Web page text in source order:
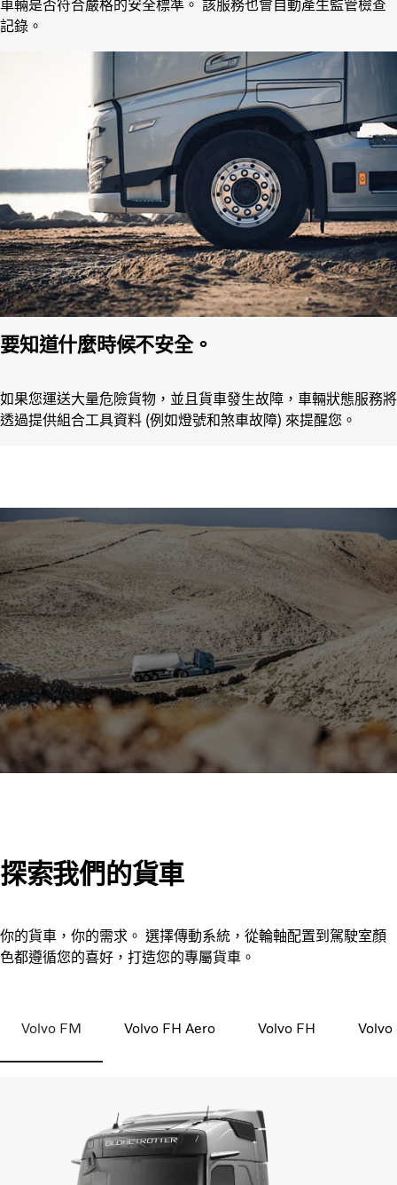
車輛是否符合嚴格的安全標準。 該服務也會自動產生監管檢查
記錄。
要知道什麼時候不安全。
如果您運送大量危險貨物，並且貨車發生故障，車輛狀態服務將
透過提供組合工具資料 (例如燈號和煞車故障) 來提醒您。
探索我們的貨車
你的貨車，你的需求。 選擇傳動系統，從輪軸配置到駕駛室顏
色都遵循您的喜好，打造您的專屬貨車。
Volvo FM Volvo FH Aero Volvo FH Volvo